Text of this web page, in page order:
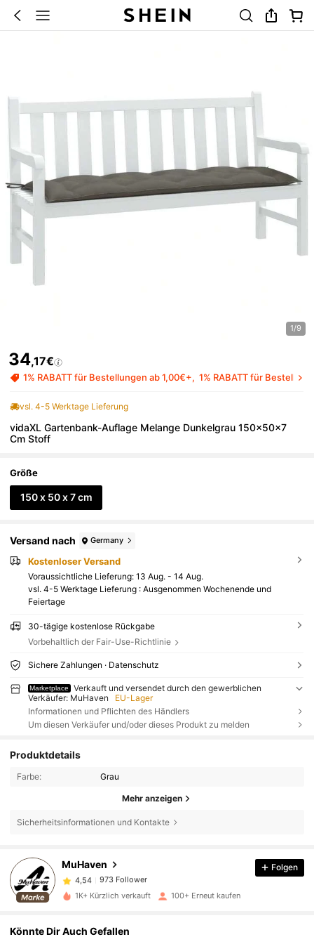
1/9
34,17€
1% RABATT für Bestellungen ab 1,00€+ 1% RABATT für
vsl. 4-5 Werktage Lieferung
vidaXL Gartenbank-Auflage Melange Dunkelgrau 150x50x7
Cm Stoff
Größe
150 x 50 x 7 cm
Versand nach Germany
Kostenloser Versand
Voraussichtliche Lieferung: 13 Aug. - 14 Aug.
vsl. 4-5 Werktage Lieferung : Ausgenommen Wochenende und
Feiertage
30-tägige kostenlose Rückgabe
Vorbehaltlich der Fair-Use-Richtlinie
Sichere Zahlungen · Datenschutz
Marketplace
Verkauft und versendet durch den gewerblichen
Verkäufer: MuHaven
EU-Lager
Informationen und Pflichten des Händlers
Um diesen Verkäufer und/oder dieses Produkt zu melden
Produktdetails
Farbe: Grau
Mehr anzeigen
Sicherheitsinformationen und Kontakte
MuHaven
4,54 973 Follower
Folgen
1K+ Kürzlich verkauft 100+ Erneut kaufen
Könnte Dir Auch Gefallen